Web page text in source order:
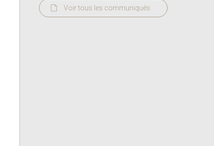
Voir tous les communiqués